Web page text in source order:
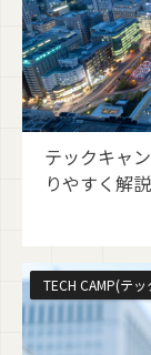
テックキャ
りやすく解説
TECH CAMP(テ